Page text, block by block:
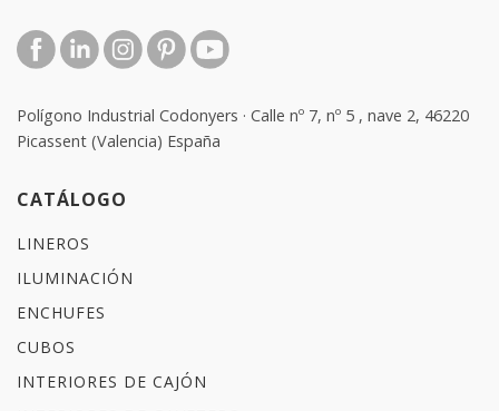
Polígono Industrial Codonyers · Calle nº 7, nº 5 , nave 2, 46220
Picassent (Valencia) España
CATÁLOGO
LINEROS
ILUMINACIÓN
ENCHUFES
CUBOS
INTERIORES DE CAJÓN